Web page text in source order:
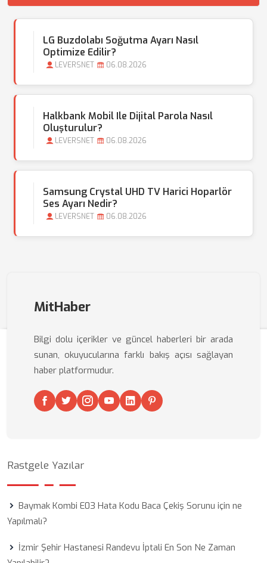
LG Buzdolabı Soğutma Ayarı Nasıl
Optimize Edilir?
LEVERSNET 06.08.2026
Halkbank Mobil Ile Dijital Parola Nasıl
Oluşturulur?
LEVERSNET 06.08.2026
Samsung Crystal UHD TV Harici Hoparlör
Ses Ayarı Nedir?
LEVERSNET 06.08.2026
MitHaber
Bilgi dolu içerikler ve güncel haberleri bir arada
sunan, okuyucularına farklı bakış açısı sağlayan
haber platformudur.
Rastgele Yazılar
Baymak Kombi E03 Hata Kodu Baca Çekiş Sorunu için ne
Yapılmalı?
İzmir Şehir Hastanesi Randevu İptali En Son Ne Zaman